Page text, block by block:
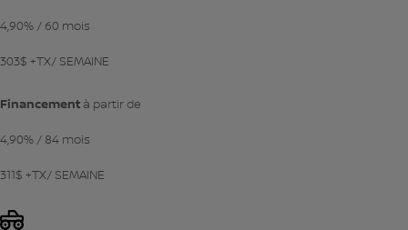
4,90% / 60 mois
303$ +TX/ SEMAINE
Financement à partir de
4,90% / 84 mois
311$ +TX/ SEMAINE